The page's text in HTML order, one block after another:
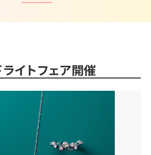
イトフェア開催